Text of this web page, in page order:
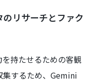
リサーチとファク
持たせるための客観
集するため、Gemini